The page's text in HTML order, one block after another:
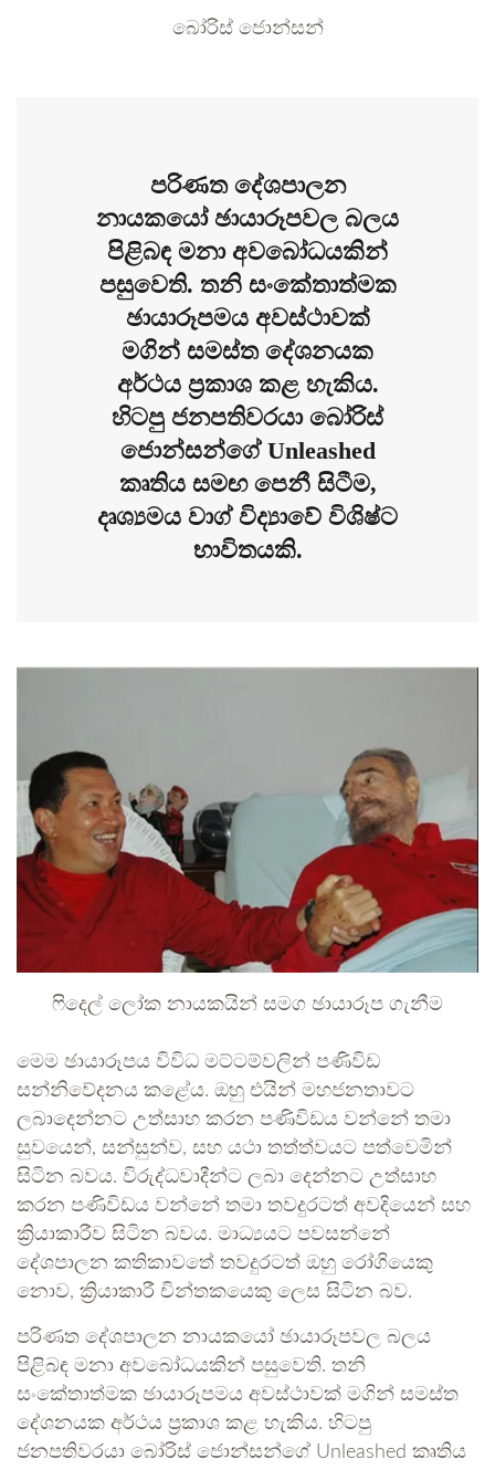
බෝරිස් ජොන්සන්
පරිණත දේශපාලන
නායකයෝ ඡායාරූපවල බලය
පිළිබඳ මනා අවබෝධයකින්
පසුවෙති. තනි සංකේතාත්මක
ඡායාරූපමය අවස්ථාවක්
මගින් සමස්ත දේශනයක
අර්ථය ප්‍රකාශ කළ හැකිය.
හිටපු ජනපතිවරයා බෝරිස්
ජොන්සන්ගේ Unleashed
කෘතිය සමඟ පෙනී සිටීම,
දෘශ්‍යමය වාග් විද්‍යාවේ විශිෂ්ට
භාවිතයකි.
ෆිදෙල් ලෝක නායකයින් සමග ඡායාරූප ගැනීම
මෙම ඡායාරූපය විවිධ මට්ටම්වලින් පණිවිඩ
සන්නිවේදනය කළේය. ඔහු එයින් මහජනතාවට
ලබාදෙන්නට උත්සාහ කරන පණිවිඩය වන්නේ තමා
සුවයෙන්, සන්සුන්ව, සහ යථා තත්ත්වයට පත්වෙමින්
සිටින බවය. විරුද්ධවාදීන්ට ලබා දෙන්නට උත්සාහ
කරන පණිවිඩය වන්නේ තමා තවදුරටත් අවදියෙන් සහ
ක්‍රියාකාරීව සිටින බවය. මාධ්‍යයට පවසන්නේ
දේශපාලන කතිකාවතේ තවදුරටත් ඔහු රෝගියෙකු
නොව, ක්‍රියාකාරී චින්තකයෙකු ලෙස සිටින බව.‍
පරිණත දේශපාලන නායකයෝ ඡායාරූපවල බලය
පිළිබඳ මනා අවබෝධයකින් පසුවෙති. තනි
සංකේතාත්මක ඡායාරූපමය අවස්ථාවක් මගින් සමස්ත
දේශනයක අර්ථය ප්‍රකාශ කළ හැකිය. හිටපු
ජනපතිවරයා බෝරිස් ජොන්සන්ගේ Unleashed කෘතිය